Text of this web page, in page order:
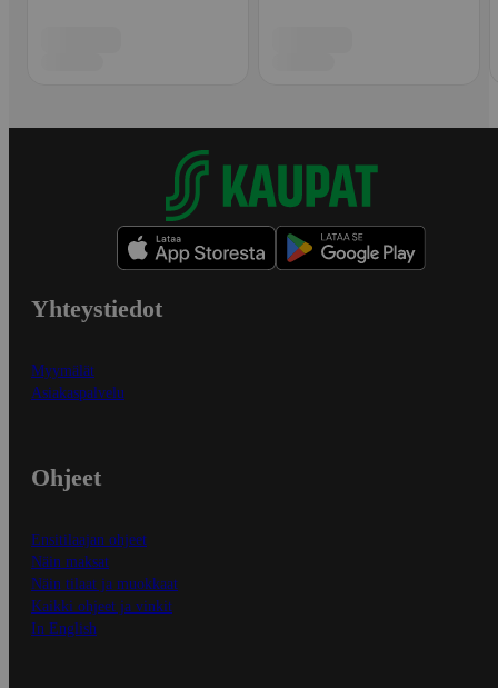
Yhteystiedot
Myymälät
Asiakaspalvelu
Ohjeet
Ensitilaajan ohjeet
Näin maksat
Näin tilaat ja muokkaat
Kaikki ohjeet ja vinkit
In English